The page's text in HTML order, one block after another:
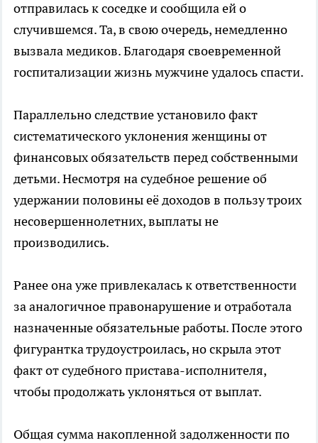
отправилась к соседке и сообщила ей о
случившемся. Та, в свою очередь, немедленно
вызвала медиков. Благодаря своевременной
госпитализации жизнь мужчине удалось спасти.
Параллельно следствие установило факт
систематического уклонения женщины от
финансовых обязательств перед собственными
детьми. Несмотря на судебное решение об
удержании половины её доходов в пользу троих
несовершеннолетних, выплаты не
производились.
Ранее она уже привлекалась к ответственности
за аналогичное правонарушение и отработала
назначенные обязательные работы. После этого
фигурантка трудоустроилась, но скрыла этот
факт от судебного пристава-исполнителя,
чтобы продолжать уклоняться от выплат.
Общая сумма накопленной задолженности по